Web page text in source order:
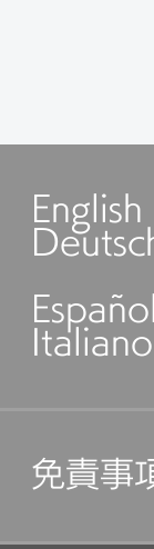
English
Italiano
免責事